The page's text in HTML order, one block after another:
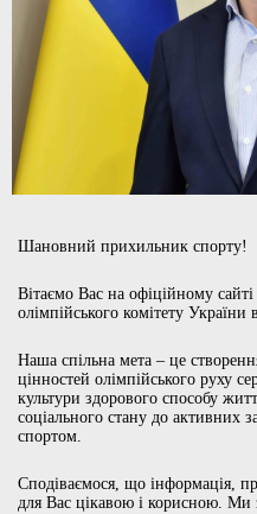
Шановний прихильник спорту!
Вітаємо Вас на офіційному
олімпійського комітету України
Наша спільна мета – це
цінностей олімпійського руху
культури здорового способу
соціального стану до активних
спортом.
Сподіваємося, що інформація,
для Вас цікавою і корисною. Ми